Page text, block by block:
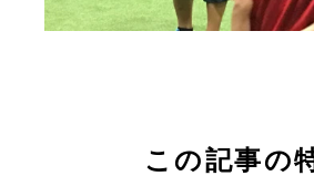
この記事の